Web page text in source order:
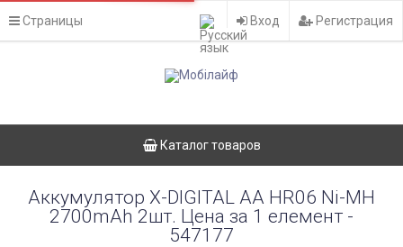
Страницы Вход Регистрация
Каталог товаров
Аккумулятор X-DIGITAL AA HR06 Ni-MH
2700mAh 2шт. Цена за 1 елемент -
547177